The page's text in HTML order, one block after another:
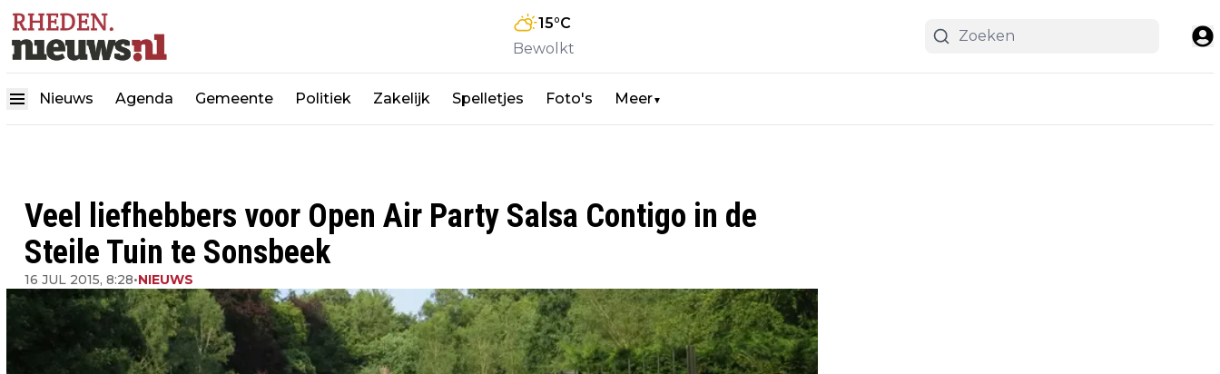
15°C
Bewolkt
Nieuws Agenda Gemeente Politiek Zakelijk Spelletjes Foto's Meer▼
Veel liefhebbers voor Open Air Party Salsa Contigo in de
Steile Tuin te Sonsbeek
16 JUL 2015, 8:28•NIEUWS